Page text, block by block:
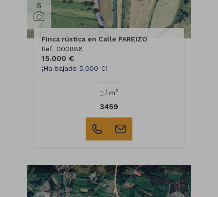
5
Finca rústica en Calle PAREIZO
Ref. 000886
15.000 €
¡Ha bajado 5.000 €!
m2
3459